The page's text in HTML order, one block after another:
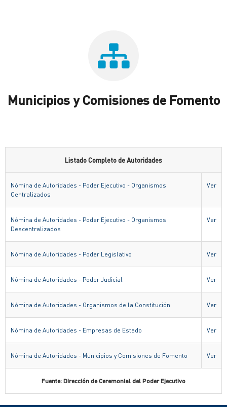
Municipios y Comisiones de Fomento
Listado Completo de Autoridades
Nómina de Autoridades - Poder Ejecutivo - Organismos
Centralizados
Ver
Nómina de Autoridades - Poder Ejecutivo - Organismos
Descentralizados
Ver
Nómina de Autoridades - Poder Legislativo Ver
Nómina de Autoridades - Poder Judicial Ver
Nómina de Autoridades - Organismos de la Constitución Ver
Nómina de Autoridades - Empresas de Estado Ver
Nómina de Autoridades - Municipios y Comisiones de Fomento Ver
Fuente: Dirección de Ceremonial del Poder Ejecutivo